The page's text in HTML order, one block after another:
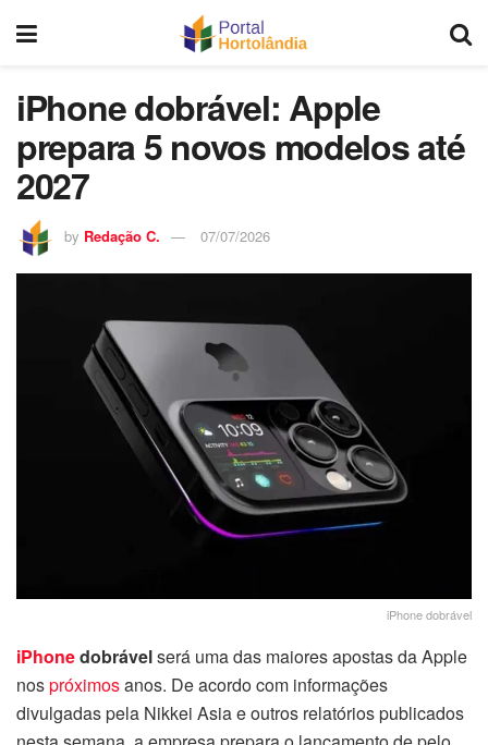
iPhone dobrável: Apple
prepara 5 novos modelos até
2027
by Redação C. 07/07/2026
iPhone dobrável
iPhonedobrávelserá uma das maiores apostas da Apple
nospróximosanos. De acordo com informações
divulgadas pela Nikkei Asia e outros relatórios publicados